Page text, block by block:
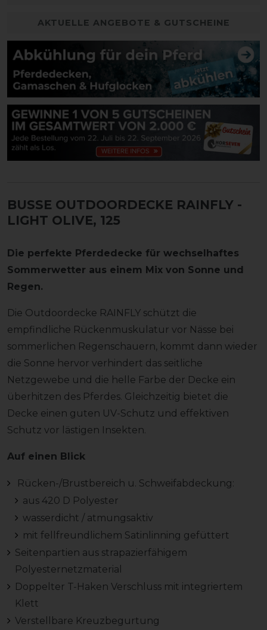
AKTUELLE ANGEBOTE & GUTSCHEINE
BUSSE OUTDOORDECKE RAINFLY -
LIGHT OLIVE, 125
Die perfekte Pferdedecke für wechselhaftes
Sommerwetter aus einem Mix von Sonne und
Regen.
Die Outdoordecke RAINFLY schützt die
empfindliche Rückenmuskulatur vor Nässe bei
sommerlichen Regenschauern, kommt dann wieder
die Sonne hervor verhindert das seitliche
Netzgewebe und die helle Farbe der Decke ein
überhitzen des Pferdes. Gleichzeitig bietet die
Decke einen guten UV-Schutz und effektiven
Schutz vor lästigen Insekten.
Auf einen Blick
Rücken-/Brustbereich u. Schweifabdeckung:
aus 420 D Polyester
wasserdicht / atmungsaktiv
mit fellfreundlichem Satinlinning gefüttert
Seitenpartien aus strapazierfähigem
Polyesternetzmaterial
Doppelter T-Haken Verschluss mit integriertem
Klett
Verstellbare Kreuzbegurtung